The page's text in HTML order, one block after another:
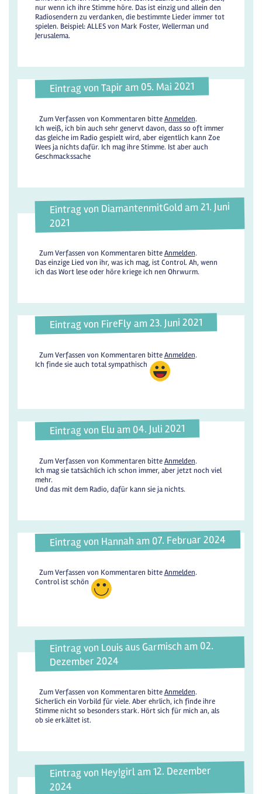
nur wenn ich ihre Stimme höre. Das ist einzig und allein den
Radiosendern zu verdanken, die bestimmte Lieder immer tot
spielen. Beispiel: ALLES von Mark Foster, Wellerman und
Jerusalema.
Eintrag von Tapir am 05. Mai 2021
Zum Verfassen von Kommentaren bitteAnmelden.
Ich weiß, ich bin auch sehr genervt davon, dass so oft immer
das gleiche im Radio gespielt wird, aber eigentlich kann Zoe
Wees ja nichts dafür. Ich mag ihre Stimme. Ist aber auch
Geschmackssache
Eintrag von DiamantenmitGold am 21. Juni
2021
Zum Verfassen von Kommentaren bitteAnmelden.
Das einzige Lied von ihr, was ich mag, ist Control. Ah, wenn
ich das Wort lese oder höre kriege ich nen Ohrwurm.
Eintrag von FireFly am 23. Juni 2021
Zum Verfassen von Kommentaren bitteAnmelden.
Ich finde sie auch total sympathisch
Eintrag von Elu am 04. Juli 2021
Zum Verfassen von Kommentaren bitteAnmelden.
Ich mag sie tatsächlich ich schon immer, aber jetzt noch viel
mehr.
Und das mit dem Radio, dafür kann sie ja nichts.
Eintrag von Hannah am 07. Februar 2024
Zum Verfassen von Kommentaren bitteAnmelden.
Control ist schön
Eintrag von Louis aus Garmisch am 02.
Dezember 2024
Zum Verfassen von Kommentaren bitteAnmelden.
Sicherlich ein Vorbild für viele. Aber ehrlich, ich finde ihre
Stimme nicht so besonders stark. Hört sich für mich an, als
ob sie erkältet ist.
Eintrag von Hey!girl am 12. Dezember
2024